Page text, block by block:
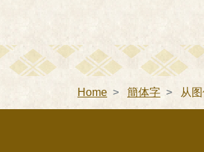
Home 簡体字 从